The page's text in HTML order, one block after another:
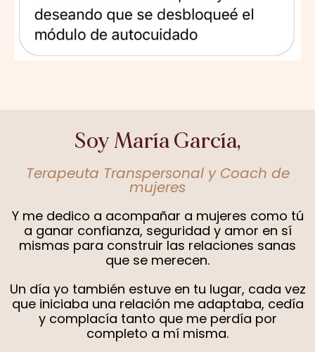
Soy María García,
Terapeuta Transpersonal y Coach de
mujeres
Y me dedico a acompañar a mujeres como tú
a ganar confianza, seguridad y amor en sí
mismas para construir las relaciones sanas
que se merecen.
Un día yo también estuve en tu lugar, cada vez
que iniciaba una relación me adaptaba, cedía
y complacía tanto que me perdía por
completo a mí misma.